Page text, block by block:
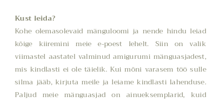
Kust leida?
Kohe olemasolevaid mänguloomi ja nende hindu leiad
kõige kiiremini meie e-poest lehelt. Siin on valik
viimastel aastatel valminud amigurumi mänguasjadest,
mis kindlasti ei ole täielik. Kui mõni varasem töö sulle
silma jääb, kirjuta meile ja leiame kindlasti lahenduse.
Paljud meie mänguasjad on ainueksemplarid, kuid